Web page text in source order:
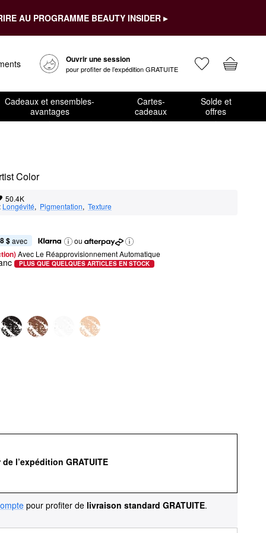
AU PROGRAMME BEAUTY INSIDER ▸
Ouvrir une session
pour profiter de l’expédition GRATUITE
Cadeaux et ensembles-
avantages
Cartes-
cadeaux
Solde et
offres
Color
50.4K
Longévité, Pigmentation, Texture
$ avec
ou
Avec Le Réapprovisionnement Automatique
PLUS QUE QUELQUES ARTICLES EN STOCK
l’expédition GRATUITE
pour profiter de livraison standard GRATUITE.